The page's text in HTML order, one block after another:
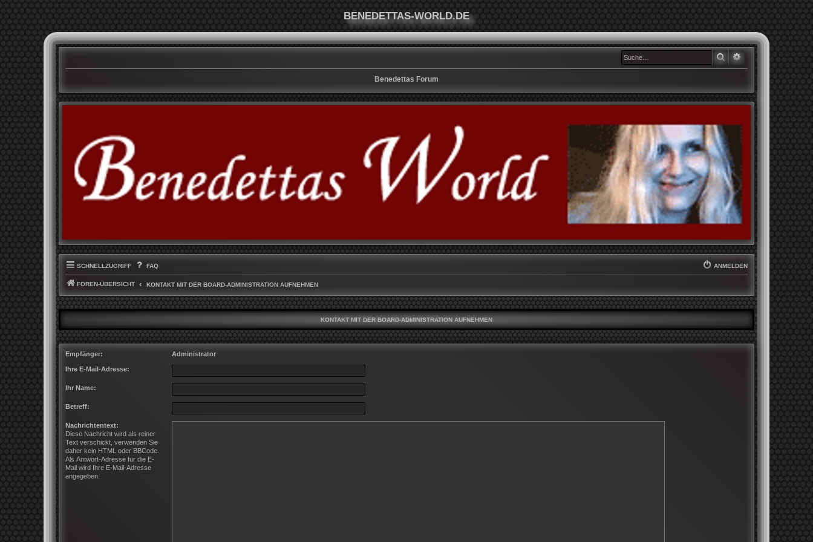
BENEDETTAS-WORLD.DE
SUCHE
Benedettas Forum
SCHNELLZUGRIFF FAQ ANMELDEN
FOREN-ÜBERSICHT KONTAKT MIT DER BOARD-ADMINISTRATION AUFNEHMEN
KONTAKT MIT DER BOARD-ADMINISTRATION AUFNEHMEN
Empfänger: Administrator
Ihre E-Mail-Adresse:
Ihr Name:
Betreff:
Nachrichtentext:
Diese Nachricht wird als reiner
Text verschickt, verwenden Sie
daher kein HTML oder BBCode.
Als Antwort-Adresse für die E-
Mail wird Ihre E-Mail-Adresse
angegeben.